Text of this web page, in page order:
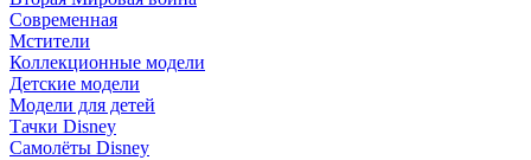
Современная
Мстители
Коллекционные модели
Детские модели
Модели для детей
Тачки Disney
Самолёты Disney